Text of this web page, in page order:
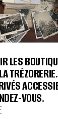
LES
VOUS.